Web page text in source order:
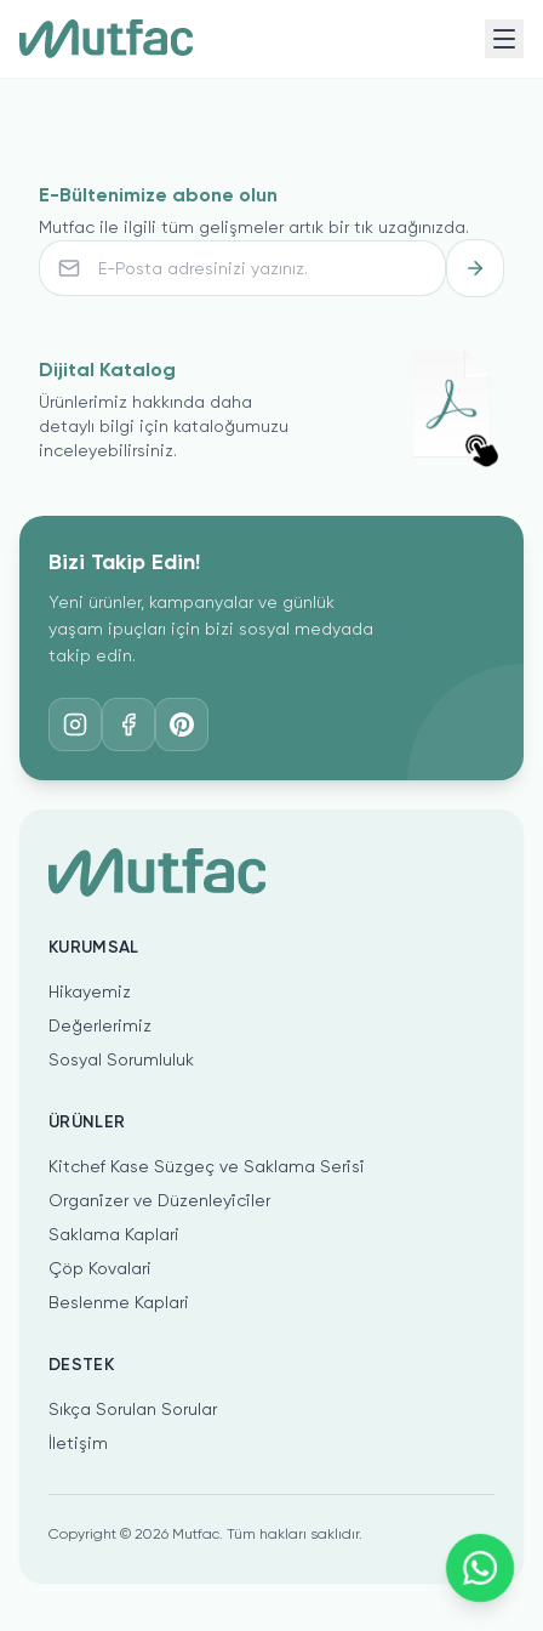
E-Bültenimize abone olun
Mutfac ile ilgili tüm gelişmeler artık bir tık uzağınızda.
Dijital Katalog
Ürünlerimiz hakkında daha
detaylı bilgi için kataloğumuzu
inceleyebilirsiniz.
Bizi Takip Edin!
Yeni ürünler, kampanyalar ve günlük
yaşam ipuçları için bizi sosyal medyada
takip edin.
KURUMSAL
Hikayemiz
Değerlerimiz
Sosyal Sorumluluk
ÜRÜNLER
Kitchef Kase Süzgeç ve Saklama Seri̇si̇
Organi̇zer ve Düzenleyi̇ci̇ler
Saklama Kaplari
Çöp Kovalari
Beslenme Kaplari
DESTEK
Sıkça Sorulan Sorular
İletişim
Copyright © 2026 Mutfac. Tüm hakları saklıdır.